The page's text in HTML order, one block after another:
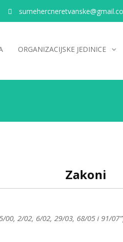
ORGANIZACIJSKE JEDINICE
Zakoni
00, 2/02, 6/02, 29/03, 68/05 i 91/07”